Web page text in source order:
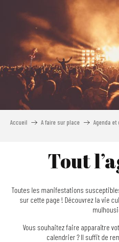
principal
Accueil A faire sur place Agenda et
Tout
Toutes les manifestations
sur cette page ! Découvrez la vie
Vous souhaitez faire apparaître
calendrier ? Il suffit de